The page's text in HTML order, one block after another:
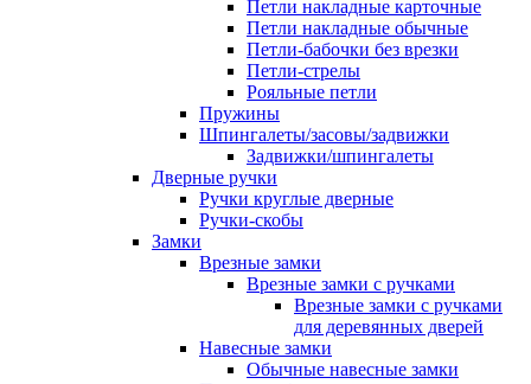
Петли накладные карточные
Петли накладные обычные
Петли-бабочки без врезки
Петли-стрелы
Рояльные петли
Пружины
Шпингалеты/засовы/задвижки
Задвижки/шпингалеты
Дверные ручки
Ручки круглые дверные
Ручки-скобы
Замки
Врезные замки
Врезные замки с ручками
Врезные замки с ручками
для деревянных дверей
Навесные замки
Обычные навесные замки